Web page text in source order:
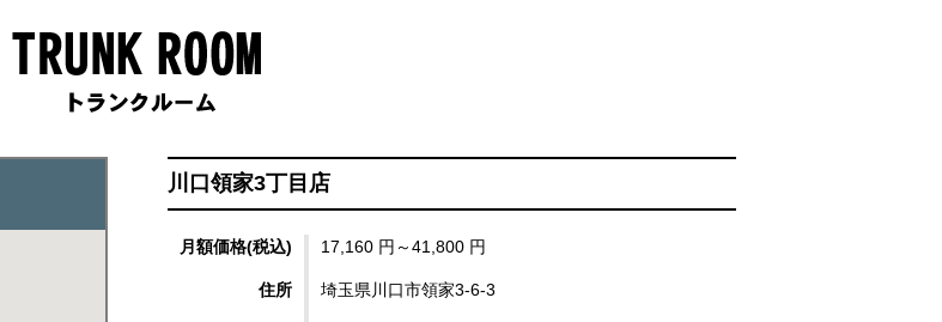
川口領家3丁目店
月額価格(税込) 17,160 円～41,800 円
住所 埼玉県川口市領家3-6-3